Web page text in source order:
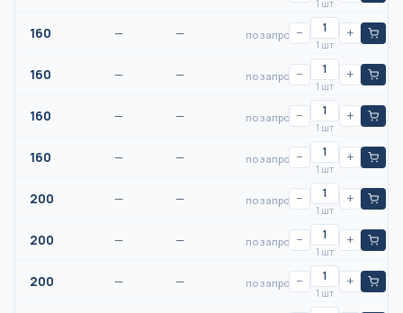
1 шт
160 — — по запросу−
1 шт
+
160 — — по запросу−
1 шт
+
160 — — по запросу−
1 шт
+
160 — — по запросу−
1 шт
+
200 — — по запросу−
1 шт
+
200 — — по запросу−
1 шт
+
200 — — по запросу−
1 шт
+